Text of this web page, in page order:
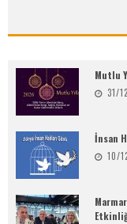
Mutlu
31/
İnsan
10/